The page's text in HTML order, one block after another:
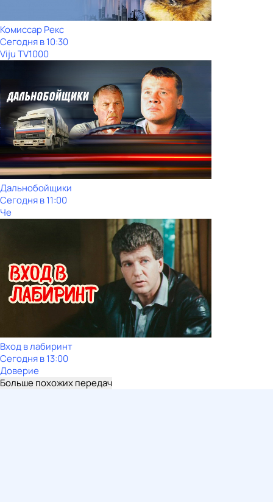
Комиссар Рекс
Сегодня в 10:30
Viju TV1000
Дальнобойщики
Сегодня в 11:00
Че
Вход в лабиринт
Сегодня в 13:00
Доверие
Больше похожих передач